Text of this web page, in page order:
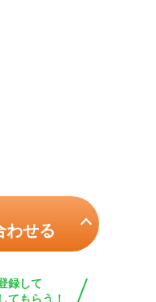
わせる
録して
てもらう！